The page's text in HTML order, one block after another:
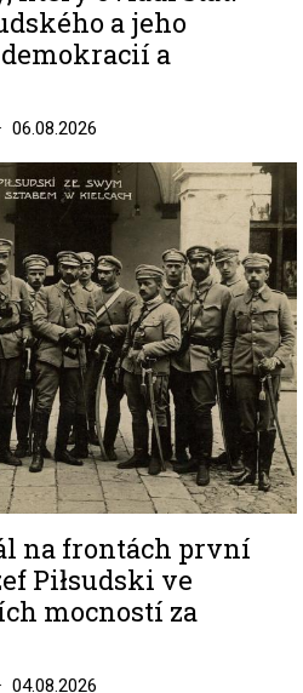
a jeho
a
06.08.2026
na frontách první
Piłsudski ve
mocností za
04.08.2026